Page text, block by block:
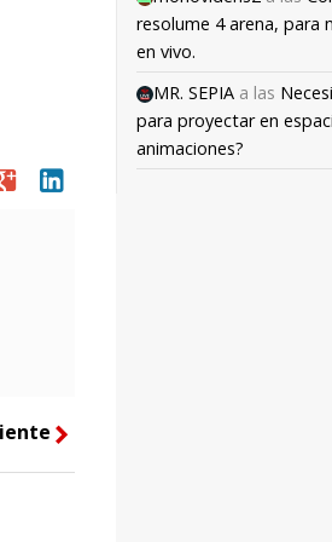
linkedin
right
resolume 4 arena, para
en vivo.
MR. SEPIA a las
para proyectar en
animaciones?